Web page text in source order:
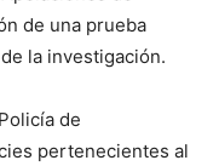
de una prueba
la investigación.
de
pertenecientes al